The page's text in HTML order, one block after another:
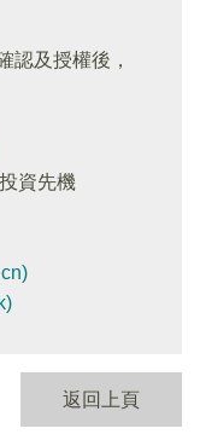
認及授權後，
資先機
返回上頁